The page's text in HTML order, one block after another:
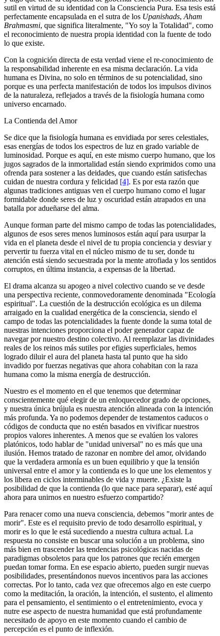
sutil en virtud de su identidad con la Consciencia Pura. Esa tesis está
perfectamente encapsulada en el sutra de los Upanishads, Aham
Brahmasmi, que significa literalmente, "Yo soy la Totalidad", como
el reconocimiento de nuestra propia identidad con la fuente de todo
lo que existe.
Con la cognición directa de esta verdad viene el re-conocimiento de
la responsabilidad inherente en esa misma declaración. La vida
humana es Divina, no solo en términos de su potencialidad, sino
porque es una perfecta manifestación de todos los impulsos divinos
de la naturaleza, reflejados a través de la fisiología humana como
universo encarnado.
La Contienda del Amor
Se dice que la fisiología humana es envidiada por seres celestiales,
esas energías de todos los espectros de luz en grado variable de
luminosidad. Porque es aquí, en este mismo cuerpo humano, que los
jugos sagrados de la inmortalidad están siendo exprimidos como una
ofrenda para sostener a las deidades, que cuando están satisfechas
cuidan de nuestra cordura y felicidad [4]. Es por esta razón que
algunas tradiciones antiguas ven el cuerpo humano como el lugar
formidable donde seres de luz y oscuridad están atrapados en una
batalla por adueñarse del alma.
Aunque forman parte del mismo campo de todas las potencialidades,
algunos de esos seres menos luminosos están aquí para usurpar la
vida en el planeta desde el nivel de tu propia conciencia y desviar y
pervertir tu fuerza vital en el núcleo mismo de tu ser, donde tu
atención está siendo secuestrada por la mente atrofiada y los sentidos
corruptos, en última instancia, a expensas de la libertad.
El drama alcanza su apogeo a nivel colectivo cuando se ve desde
una perspectiva reciente, conmovedoramente denominada "Ecología
espiritual". La cuestión de la destrucción ecológica es un dilema
arraigado en la cualidad energética de la consciencia, siendo el
campo de todas las potencialidades la fuente donde la suma total de
nuestras intenciones proporciona el poder generador capaz de
navegar por nuestro destino colectivo. Al reemplazar las divinidades
reales de los reinos más sutiles por efigies superficiales, hemos
logrado diluir el aura del planeta hasta tal punto que ha sido
invadido por fuerzas negativas que ahora cohabitan con la raza
humana como la misma energía de destrucción.
Nuestro es el momento en el que tenemos que determinar
conscientemente qué elegir de un enloquecedor grado de opciones,
y nuestra única brújula es nuestra atención alineada con la intención
más profunda. Ya no podemos depender de testamentos caducos o
códigos de conducta que no estén basados en vivificar nuestros
propios valores inherentes. A menos que se evalúen los valores
platónicos, todo hablar de "unidad universal" no es más que una
ilusión. Hemos tratado de razonar en nombre del amor, olvidando
que la verdadera armonía es un buen equilibrio y que la tensión
universal entre el amor y la contienda es lo que une los elementos y
los libera en ciclos interminables de vida y muerte. ¿Existe la
posibilidad de que la contienda (lo que nace para separar), esté aquí
ahora para unirnos en nuestro esfuerzo compartido?
Para renacer como una nueva consciencia, debemos "morir antes de
morir". Este es el requisito previo de todo desarrollo espiritual, y
morir es lo que le está sucediendo a nuestra cultura actual. La
respuesta no consiste en buscar una solución a un problema, sino
más bien en trascender las tendencias psicológicas nacidas de
paradigmas obsoletos para que los patrones que recién emergen
puedan tomar forma. En ese espacio abierto, pueden surgir nuevas
posibilidades, presentándonos nuevos incentivos para las acciones
correctas. Por lo tanto, cada vez que ofrecemos algo en este cuerpo
como la meditación, la oración, la intención, el sustento, el alimento
para el pensamiento, el sentimiento o el entretenimiento, evoca y
nutre ese aspecto de nuestra humanidad que está profundamente
necesitado de apoyo en este momento cuando el cambio de
percepción es el punto de inflexión.